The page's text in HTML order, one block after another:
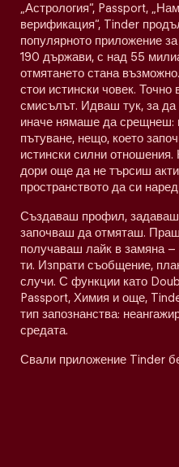
„Астрология“, Passport,
верификация“, Tinder
популярното приложение
190 държави, с над 55
отмятането стана
стои истински човек. Точно
смисълът. Идваш тук, за да
иначе нямаше да срещнеш:
пътуване, нещо, което
истински силни
дори още да не търсиш
пространството да си
Създаваш профил, задаваш
започваш да отмяташ.
получаваш лайк в замяна
ти. Изпрати съобщение,
случи. С функции като
Passport, Химия и още,
тип запознанства:
средата.
Свали приложение Tinder